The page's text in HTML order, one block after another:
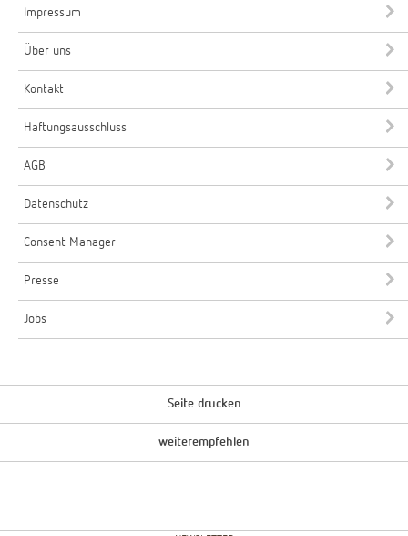
Impressum
Über uns
Kontakt
Haftungsausschluss
AGB
Datenschutz
Consent Manager
Presse
Jobs
Seite drucken
weiterempfehlen